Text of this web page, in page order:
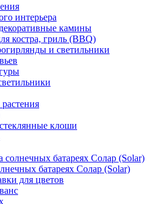
интерьера
камины
костра, гриль (BBQ)
и светильники
клоши
солнечных батареях Солар (Solar)
батареях Солар (Solar)
для цветов